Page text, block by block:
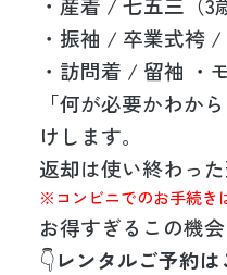
・振袖 / 卒業式袴
・訪問着 / 留袖 ・
「何が必要かわか
けします。
返却は使い終わっ
※コンビニでのお手続き
お得すぎるこの機
👇レンタルご予約